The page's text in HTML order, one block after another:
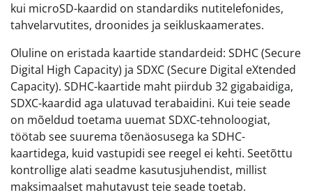
kui microSD-kaardid on standardiks nutitelefonides,
tahvelarvutites, droonides ja seikluskaamerates.
Oluline on eristada kaartide standardeid: SDHC (Secure
Digital High Capacity) ja SDXC (Secure Digital eXtended
Capacity). SDHC-kaartide maht piirdub 32 gigabaidiga,
SDXC-kaardid aga ulatuvad terabaidini. Kui teie seade
on mõeldud toetama uuemat SDXC-tehnoloogiat,
töötab see suurema tõenäosusega ka SDHC-
kaartidega, kuid vastupidi see reegel ei kehti. Seetõttu
kontrollige alati seadme kasutusjuhendist, millist
maksimaalset mahutavust teie seade toetab.